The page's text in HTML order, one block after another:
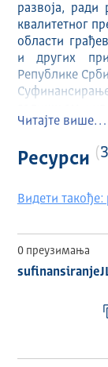
развоја, ради
квалитетног
области
и других
Републике
2019. и 2021.
доделу
општим
Читајте више…
Ресурси 3
Видети такође:
0 преузимања